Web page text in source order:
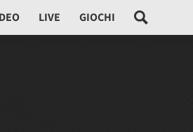
LIVE GIOCHI